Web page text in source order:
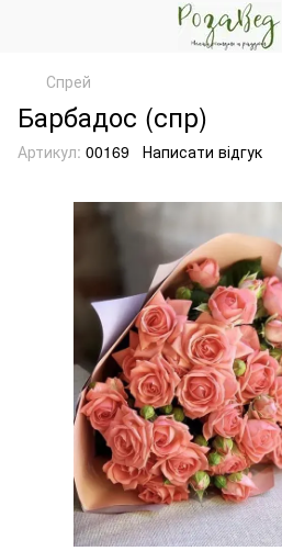
Спрей
Барбадос (спр)
Артикул: 00169 Написати відгук